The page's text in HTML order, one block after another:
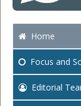
Home
Focus and
Editorial